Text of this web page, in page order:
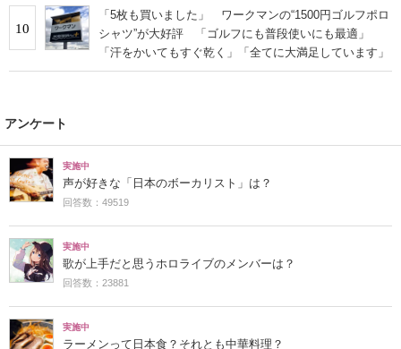
10
「5枚も買いました」 ワークマンの“1500円ゴルフポロ
シャツ”が大好評 「ゴルフにも普段使いにも最適」
「汗をかいてもすぐ乾く」「全てに大満足しています」
アンケート
実施中
声が好きな「日本のボーカリスト」は？
回答数：49519
実施中
歌が上手だと思うホロライブのメンバーは？
回答数：23881
実施中
ラーメンって日本食？それとも中華料理？